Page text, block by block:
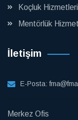
Koçluk Hizmetleri
Mentörlük
İletişim
E-Posta:
Merkez Ofis